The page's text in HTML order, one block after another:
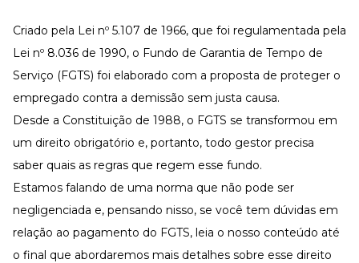
Materiais Gratuitos
Materiais Gratuitos
Todos os Materiais Gratuitos
E-book
Aprofunde seu conhecimento
Ferramentas e Templates
Para agilizar o seu trabalho
Infográfico
Criado pela Lei nº 5.107 de 1966, que foi regulamentada pela
Lei nº 8.036 de 1990, o Fundo de Garantia de Tempo de
Serviço (FGTS) foi elaborado com a proposta de proteger o
empregado contra a demissão sem justa causa.
Desde a Constituição de 1988, o FGTS se transformou em
um direito obrigatório e, portanto, todo gestor precisa
saber quais as regras que regem esse fundo.
Estamos falando de uma norma que não pode ser
negligenciada e, pensando nisso, se você tem dúvidas em
relação ao pagamento do FGTS, leia o nosso conteúdo até
o final que abordaremos mais detalhes sobre esse direito